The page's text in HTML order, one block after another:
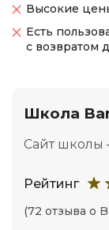
Высокие
Есть
с возвратом
Школа
Сайт школы
Рейтинг
(72 отзыва о